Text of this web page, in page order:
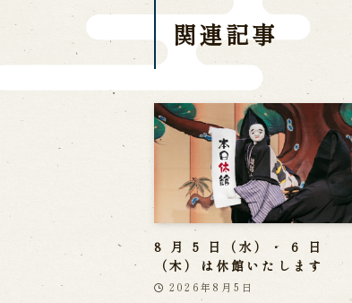
関連記事
8 月 5 日（水）・ 6 日
（木）は休館いたします
2026年8月5日